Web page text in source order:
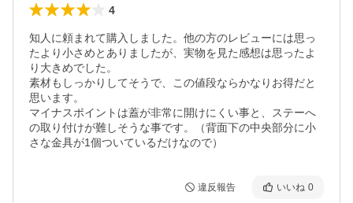
4
知人に頼まれて購入しました。他の方のレビューには思っ
たより小さめとありましたが、実物を見た感想は思ったよ
り大きめでした。
素材もしっかりしてそうで、この値段ならかなりお得だと
思います。
マイナスポイントは蓋が非常に開けにくい事と、ステーへ
の取り付けが難しそうな事です。（背面下の中央部分に小
さな金具が1個ついているだけなので）
違反報告 いいね 0